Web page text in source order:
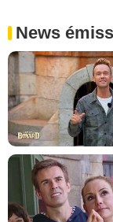
News